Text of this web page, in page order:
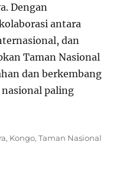
Dengan
antara
dan
Taman Nasional
dan berkembang
nasional paling
, Kongo,Taman Nasional